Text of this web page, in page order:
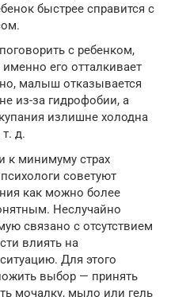
быстрее справится с
с ребенком,
его отталкивает
малыш отказывается
из-за гидрофобии, а
излишне холодна
д.
к минимуму страх
советуют
как можно более
Неслучайно
связано с отсутствием
влиять на
Для этого
выбор — принять
мочалку, мыло или гель